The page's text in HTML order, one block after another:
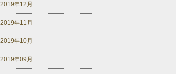
2019年12月
2019年11月
2019年10月
2019年09月